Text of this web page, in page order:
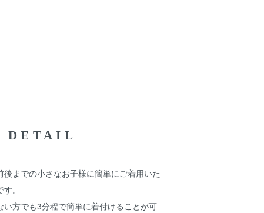
DETAIL
までの小さなお子様に簡単にご着用いた
。
い方でも3分程で簡単に着付けることが可